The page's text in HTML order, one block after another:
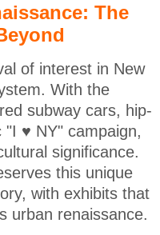
The
of interest in New
With the
subway cars, hip-
"I ♥ NY" campaign,
significance.
this unique
with exhibits that
urban renaissance.